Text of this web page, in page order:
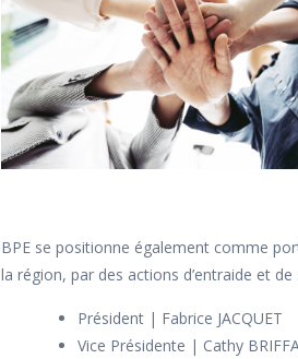
BPE se positionne également comme
la région, par des actions d’entraide et
Président | Fabrice JACQUET
Vice Présidente | Cathy